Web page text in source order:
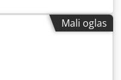
Mali oglas